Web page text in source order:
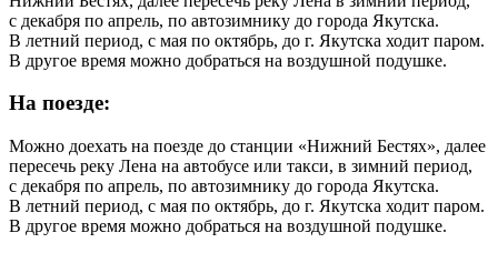
с декабря по апрель, по автозимнику до города Якутска.
В летний период, с мая по октябрь, до г. Якутска ходит паром.
В другое время можно добраться на воздушной подушке.
На поезде:
Можно доехать на поезде до станции «Нижний Бестях», далее
пересечь реку Лена на автобусе или такси, в зимний период,
с декабря по апрель, по автозимнику до города Якутска.
В летний период, с мая по октябрь, до г. Якутска ходит паром.
В другое время можно добраться на воздушной подушке.